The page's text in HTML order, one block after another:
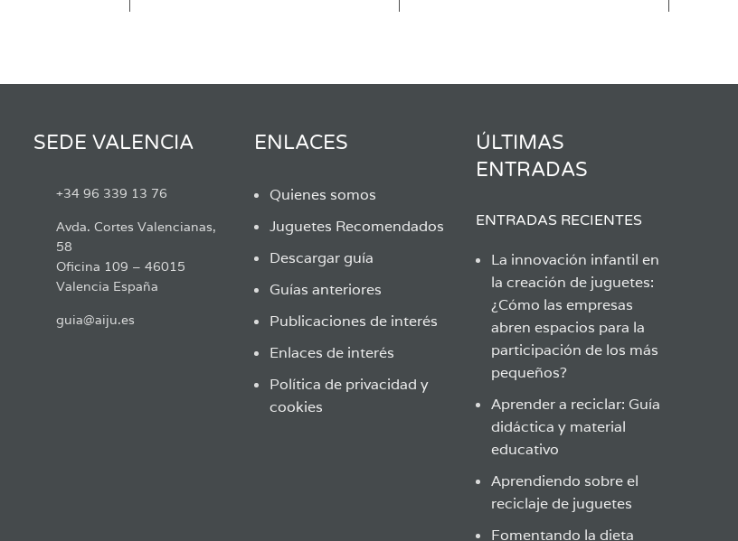
SEDE VALENCIA
+34 96 339 13 76
Avda. Cortes Valencianas,
58
Oficina 109 – 46015
Valencia España
guia@aiju.es
ENLACES
Quienes somos
Juguetes Recomendados
Descargar guía
Guías anteriores
Publicaciones de interés
Enlaces de interés
Política de privacidad y
cookies
ÚLTIMAS
ENTRADAS
ENTRADAS RECIENTES
La innovación infantil en
la creación de juguetes:
¿Cómo las empresas
abren espacios para la
participación de los más
pequeños?
Aprender a reciclar: Guía
didáctica y material
educativo
Aprendiendo sobre el
reciclaje de juguetes
Fomentando la dieta